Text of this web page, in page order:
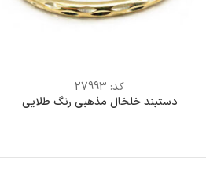
کد: 27993
دستبند خلخال مذهبی رنگ طلایی